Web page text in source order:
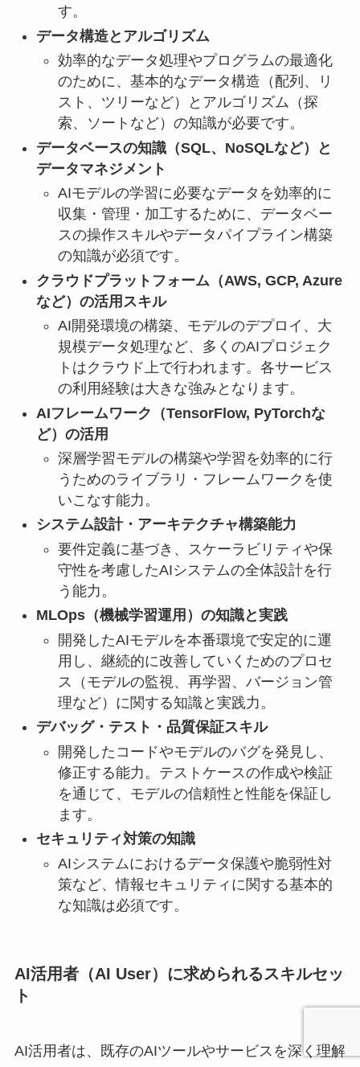
す。
データ構造とアルゴリズム
効率的なデータ処理やプログラムの最適化
のために、基本的なデータ構造（配列、リ
スト、ツリーなど）とアルゴリズム（探
索、ソートなど）の知識が必要です。
データベースの知識（SQL、NoSQLなど）と
データマネジメント
AIモデルの学習に必要なデータを効率的に
収集・管理・加工するために、データベー
スの操作スキルやデータパイプライン構築
の知識が必須です。
クラウドプラットフォーム（AWS, GCP, Azure
など）の活用スキル
AI開発環境の構築、モデルのデプロイ、大
規模データ処理など、多くのAIプロジェク
トはクラウド上で行われます。各サービス
の利用経験は大きな強みとなります。
AIフレームワーク（TensorFlow, PyTorchな
ど）の活用
深層学習モデルの構築や学習を効率的に行
うためのライブラリ・フレームワークを使
いこなす能力。
システム設計・アーキテクチャ構築能力
要件定義に基づき、スケーラビリティや保
守性を考慮したAIシステムの全体設計を行
う能力。
MLOps（機械学習運用）の知識と実践
開発したAIモデルを本番環境で安定的に運
用し、継続的に改善していくためのプロセ
ス（モデルの監視、再学習、バージョン管
理など）に関する知識と実践力。
デバッグ・テスト・品質保証スキル
開発したコードやモデルのバグを発見し、
修正する能力。テストケースの作成や検証
を通じて、モデルの信頼性と性能を保証し
ます。
セキュリティ対策の知識
AIシステムにおけるデータ保護や脆弱性対
策など、情報セキュリティに関する基本的
な知識は必須です。
AI活用者（AI User）に求められるスキルセッ
ト
AI活用者は、既存のAIツールやサービスを深く理解